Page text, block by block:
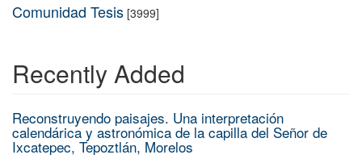
Comunidad Tesis [3999]
Recently Added
Reconstruyendo paisajes. Una interpretación
calendárica y astronómica de la capilla del Señor de
Ixcatepec, Tepoztlán, Morelos